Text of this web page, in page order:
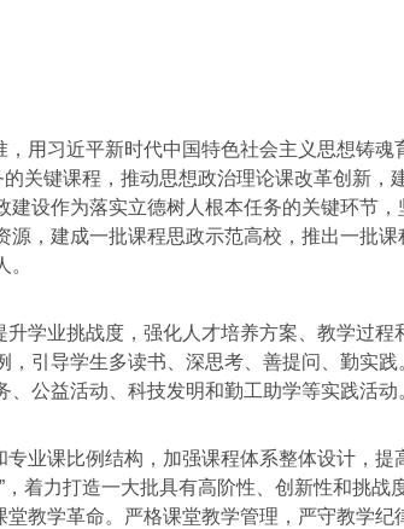
用习近平新时代中国特色社会主义思想铸魂
关键课程，推动思想政治理论课改革创新，
设作为落实立德树人根本任务的关键环节，
，建成一批课程思政示范高校，推出一批课
学业挑战度，强化人才培养方案、教学过程
引导学生多读书、深思考、善提问、勤实践
公益活动、科技发明和勤工助学等实践活动
课比例结构，加强课程体系整体设计，提
着力打造一大批具有高阶性、创新性和挑战
教学革命。严格课堂教学管理，严守教学纪